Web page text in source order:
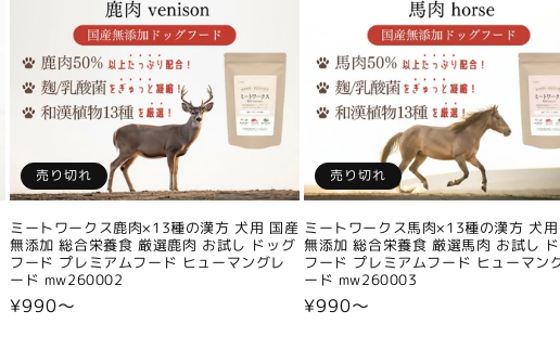
売り切れ
ミートワークス鹿肉×13種の漢方 犬用 国産
無添加 総合栄養食 厳選鹿肉 お試し ドッグ
フード プレミアムフード ヒューマングレ
ード mw260002
通
¥990〜
売り切れ
ミートワークス馬肉×13種の漢方 犬
無添加 総合栄養食 厳選馬肉 お試し
フード プレミアムフード ヒューマン
ード mw260003
通
¥990〜